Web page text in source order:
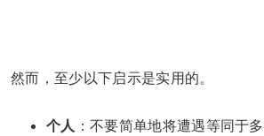
然而，至少以下启示是实用的。
个人 ：不要简单地将遭遇等同于